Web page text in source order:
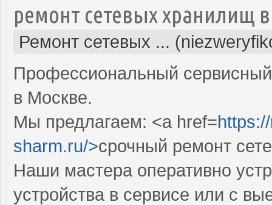
ремонт сетевых хранилищ
Ремонт сетевых ...
Профессиональный
в Москве.
Мы предлагаем: <a href=
sharm.ru/>срочный ремонт
Наши мастера оперативно
устройства в сервисе или с